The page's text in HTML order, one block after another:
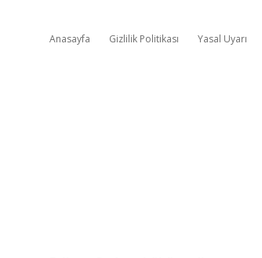
Anasayfa Gizlilik Politikası Yasal Uyarı